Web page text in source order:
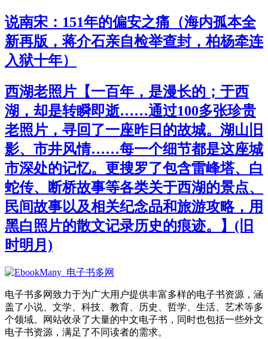
说南宋：151年的偏安之痛（海内孤本全
新再版，蒋介石亲自检举查封，柏杨牵连
入狱十年）
西湖老照片【一百年，是漫长的；于西
湖，却是转瞬即逝……通过100多张珍贵
老照片，寻回了一座昨日的故城。湖山旧
影、市井风情……每一个细节都是这座城
市深处的记忆。更搜罗了包含雷峰塔、白
蛇传、断桥故事等各类关于西湖的景点、
民间故事以及相关纪念品和旅游攻略，用
黑白照片的散文记录历史的痕迹。】(旧
时明月)
电子书多网致力于为广大用户提供丰富多样的电子书资源，涵
盖了小说、文学、科技、教育、历史、哲学、生活、艺术等多
个领域。网站收录了大量的中文电子书，同时也包括一些外文
电子书资源，满足了不同读者的需求。